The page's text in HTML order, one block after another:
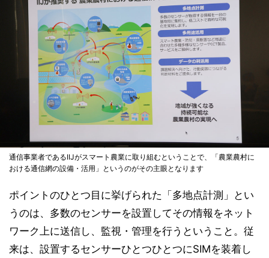
通信事業者であるIIJがスマート農業に取り組むということで、「農業農村に
おける通信網の設備・活用」というのがその主眼となります
ポイントのひとつ目に挙げられた「多地点計測」とい
うのは、多数のセンサーを設置してその情報をネット
ワーク上に送信し、監視・管理を行うということ。従
来は、設置するセンサーひとつひとつにSIMを装着し